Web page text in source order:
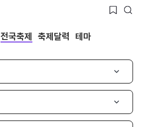
전국축제 축제달력 테마